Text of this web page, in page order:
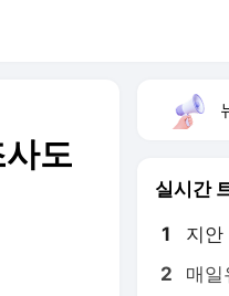
도
실시간
1 지안
2 매일